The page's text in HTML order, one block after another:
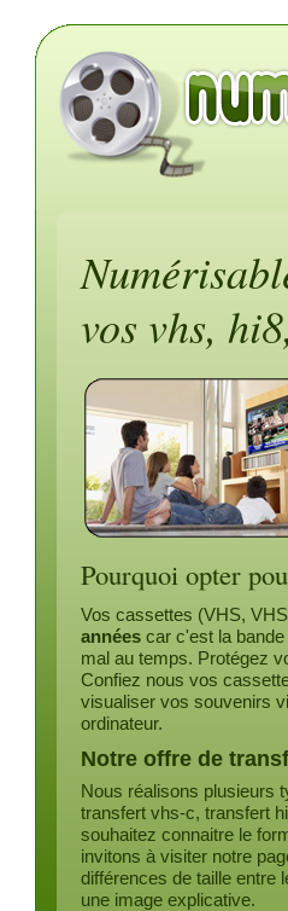
vos vhs,
Pourquoi opter
Vos cassettes (VHS,
annéescar c'est la bande
mal au temps. Protégez
Confiez nous vos
visualiser vos souvenirs
ordinateur.
Notre offre de
Nous réalisons plusieurs
transfert vhs-c, transfert
souhaitez connaitre le
invitons à visiter notre
différences de taille entre
une image explicative.